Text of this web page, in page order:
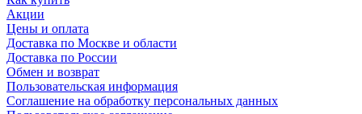
Акции
Цены и оплата
Доставка по Москве и области
Доставка по России
Обмен и возврат
Пользовательская информация
Соглашение на обработку персональных данных